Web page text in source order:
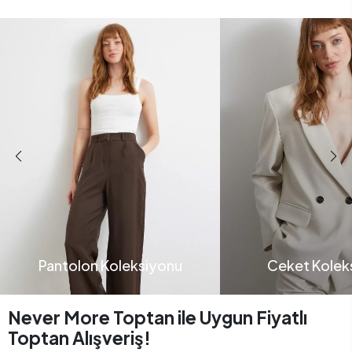
Pantolon Koleksiyonu Ceket
Never More Toptan ile Uygun Fiyatlı
Toptan Alışveriş!